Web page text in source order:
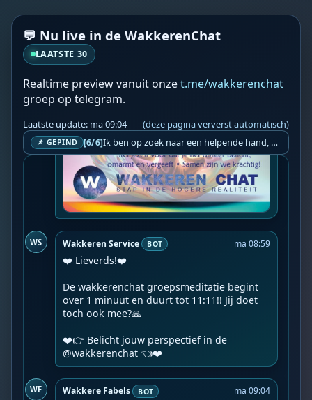
💬 Nu live in de WakkerenChat
LAATSTE 30
Realtime preview vanuit onzet.me/wakkerenchat
groep op telegram.
Laatste update: ma 09:04 (deze pagina ververst automatisch)
📌 GEPIND [6/6] Ik ben op zoek naar een helpende hand, een menselijk oog, een admin die helpt met controleren of de chat wel correct word gemodereerd word door NoMoSpam. 98% gaat automatisch goed, toch ik dit nooit helemaal loslaten en moet er altijd een mens mee blijven opletten bij elke beslissing die gemaakt word. Waar bestaan de werkzaamheden uit? Mee kijken in admin log kanaal naar alle drugs/porno/scams die voorbij komen en in het geval van een randgevalletje, ingrijpen en b.v. een verwijderd maar wel toegestaan bericht terug plaatsen met een druk op de knop. tsja zo banaal en simpel is het gesteld.. Word je hier blij van? Nee. Strookt het je ego? Nee. Word je er beter van? Nee. Kost het veel tijd? Totaal niet, consistentie en regelmaat is belangrijker dan 'er even voor kunnen gaan zitten'.. het werk is in een paar seconden gepiept.. je checkt puur of AI de juiste beslissing heeft gemaakt.. …
WS Wakkeren Service BOT ma 08:59
❤️ Lieverds!❤️
De wakkerenchat groepsmeditatie begint
over 1 minuut en duurt tot 11:11!! Jij doet
toch ook mee?🙏
❤️👉 Belicht jouw perspectief in de
@wakkerenchat 👈❤️️
WF Wakkere Fabels BOT ma 09:04